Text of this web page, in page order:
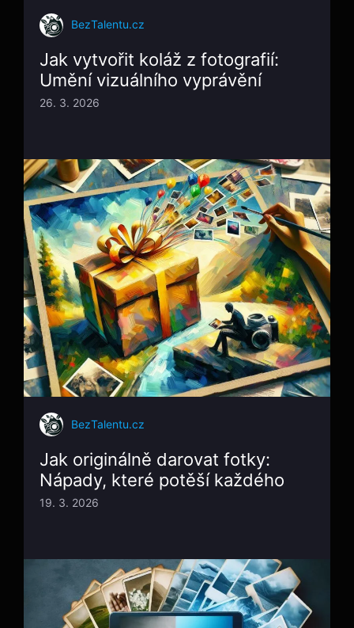
BezTalentu.cz
Jak vytvořit koláž z fotografií:
Umění vizuálního vyprávění
26. 3. 2026
BezTalentu.cz
Jak originálně darovat fotky:
Nápady, které potěší každého
19. 3. 2026